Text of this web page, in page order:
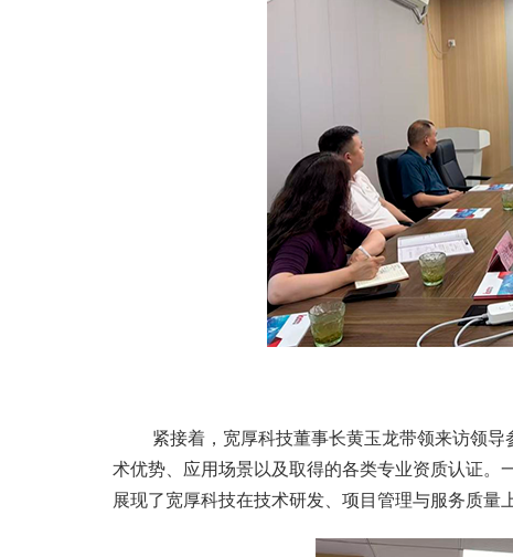
紧接着，宽厚科技董事长黄玉龙带领来访领导
术优势、应用场景以及取得的各类专业资质认证。
展现了宽厚科技在技术研发、项目管理与服务质量